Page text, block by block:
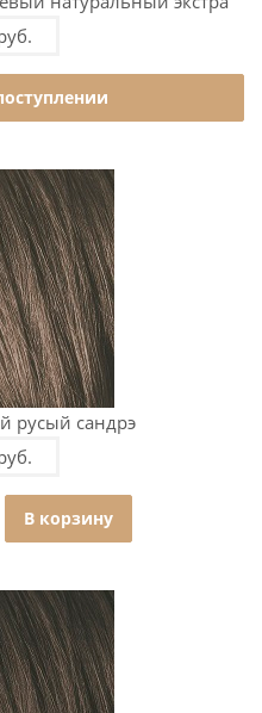
русый сандрэ
В корзину